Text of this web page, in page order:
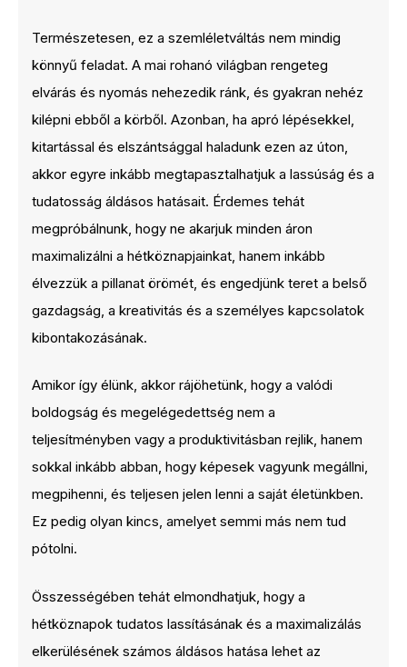
Természetesen, ez a szemléletváltás nem mindig
könnyű feladat. A mai rohanó világban rengeteg
elvárás és nyomás nehezedik ránk, és gyakran nehéz
kilépni ebből a körből. Azonban, ha apró lépésekkel,
kitartással és elszántsággal haladunk ezen az úton,
akkor egyre inkább megtapasztalhatjuk a lassúság és a
tudatosság áldásos hatásait. Érdemes tehát
megpróbálnunk, hogy ne akarjuk minden áron
maximalizálni a hétköznapjainkat, hanem inkább
élvezzük a pillanat örömét, és engedjünk teret a belső
gazdagság, a kreativitás és a személyes kapcsolatok
kibontakozásának.
Amikor így élünk, akkor rájöhetünk, hogy a valódi
boldogság és megelégedettség nem a
teljesítményben vagy a produktivitásban rejlik, hanem
sokkal inkább abban, hogy képesek vagyunk megállni,
megpihenni, és teljesen jelen lenni a saját életünkben.
Ez pedig olyan kincs, amelyet semmi más nem tud
pótolni.
Összességében tehát elmondhatjuk, hogy a
hétköznapok tudatos lassításának és a maximalizálás
elkerülésének számos áldásos hatása lehet az